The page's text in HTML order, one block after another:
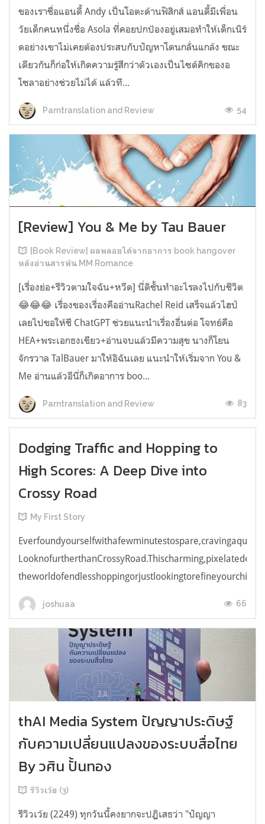
ของเราชื่อแอนดี้ Andy เป็นโอตะด้านฟิสิกส์ แอนดี้มีเพื่อน
วัยเด็กคนหนึ่งชื่อ Asola ที่คอยปกป้องอยู่เสมอทำให้เด็กเนิร์
ดอย่างเขาไม่เคยต้องประสบกับปัญหาโดนกลั่นแกล้ง ขณะ
เดียวกันก็ก่อให้เกิดความรู้สึกว่าตัวเองเป็นไซด์คิกของอ
โซลาอย่างช่วยไม่ได้ แล้วที...
Parntranslation and Review 54
[Review] You & Me by Tau Bauer
[Book Review] ผลพลอยได้จากอาการ book hangover
หลังอ่านสารพัน MM Romance
[เรื่องย่อ+รีวิวตามใจฉัน+หวีด] นี่ดิชั้นทำอะไรลงไปกับชีวิต
😂😂😂 เรื่องของเรื่องคืออ่านRachel Reid เสร็จแล้วไฮป์
เลยไปขอให้ชี ChatGPT ช่วยแนะนำเรื่องอื่นต่อ โจทย์คือ
HEA+พระเอกธงเขียว+อ่านจบแล้วมีความสุข นางก็โยน
จักรวาล TalBauer มาให้อิฉันเลย แนะนำให้เริ่มจาก You &
Me อ่านแล้วอีนี่ก็เกิดอาการ boo...
Parntranslation and Review 83
Dodging Traffic and Hopping to
High Scores: A Deep Dive into
Crossy Road
My First Story
joshuaa 66
thAI Media System ปัญญาประดิษฐ์
กับความเปลี่ยนแปลงของระบบสื่อไทย
By วศิน ปั้นทอง
รีวิวเว้ย (3)
รีวิวเว้ย (2249) ทุกวันนี้คงยากจะปฏิเสธว่า "ปัญญา